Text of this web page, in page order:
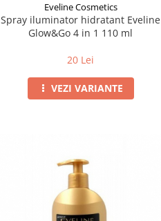
Eveline Cosmetics
Spray iluminator hidratant Eveline
Glow&Go 4 in 1 110 ml
20 Lei
VEZI VARIANTE